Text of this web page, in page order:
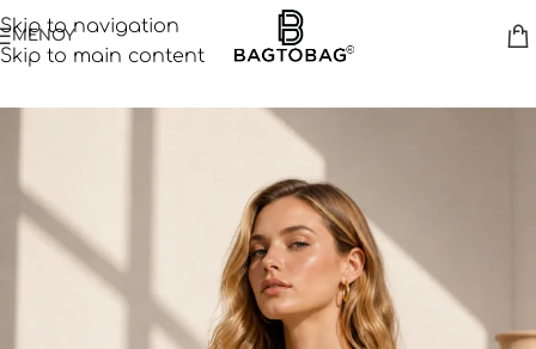
Skip to navigation
Skip to main content
ΜΕΝΟΥ